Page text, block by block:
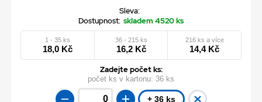
Sleva:
Dostupnost: skladem 4520 ks
1 - 35 ks
18,0 Kč
36 - 215 ks
16,2 Kč
216 ks a více
14,4 Kč
Zadejte počet ks:
počet ks v kartonu: 36 ks
+ 36 ks